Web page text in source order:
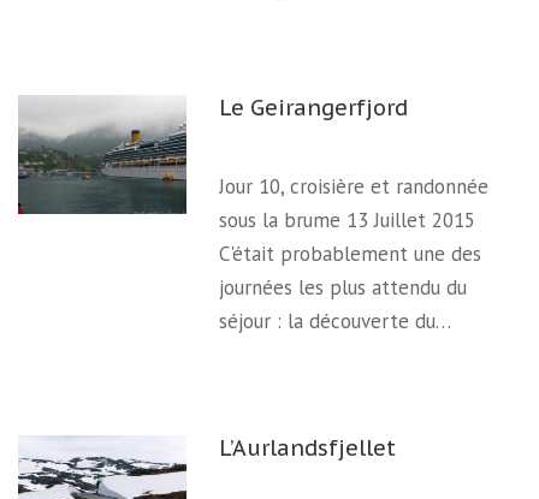
Le Geirangerfjord
Jour 10, croisière et randonnée
sous la brume 13 Juillet 2015
C'était probablement une des
journées les plus attendu du
séjour : la découverte du…
L’Aurlandsfjellet